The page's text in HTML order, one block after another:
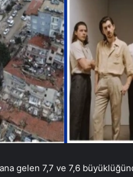
gelen 7,7 ve 7,6